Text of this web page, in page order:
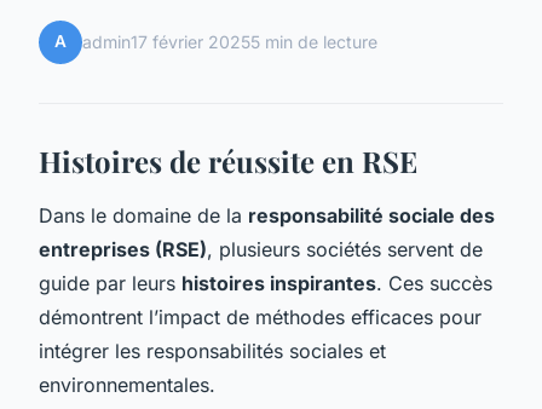
A admin17 février 20255 min de lecture
Histoires de réussite en RSE
Dans le domaine de la responsabilité sociale des
entreprises (RSE), plusieurs sociétés servent de
guide par leurs histoires inspirantes. Ces succès
démontrent l’impact de méthodes efficaces pour
intégrer les responsabilités sociales et
environnementales.